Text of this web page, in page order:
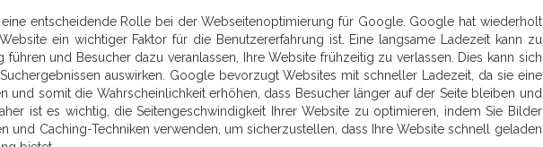
entscheidende Rolle bei der Webseitenoptimierung für Google. Google hat wiederholt
ein wichtiger Faktor für die Benutzererfahrung ist. Eine langsame Ladezeit kann zu
und Besucher dazu veranlassen, Ihre Website frühzeitig zu verlassen. Dies kann sich
auswirken. Google bevorzugt Websites mit schneller Ladezeit, da sie eine
und somit die Wahrscheinlichkeit erhöhen, dass Besucher länger auf der Seite bleiben und
ist es wichtig, die Seitengeschwindigkeit Ihrer Website zu optimieren, indem Sie Bilder
und Caching-Techniken verwenden, um sicherzustellen, dass Ihre Website schnell geladen